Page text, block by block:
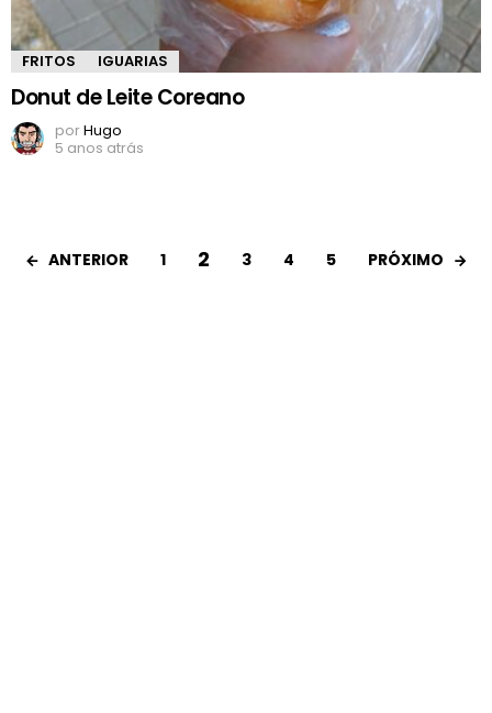
FRITOS IGUARIAS
Donut de Leite Coreano
porHugo
5 anos atrás
ANTERIOR 1 2 3 4 5 PRÓXIMO